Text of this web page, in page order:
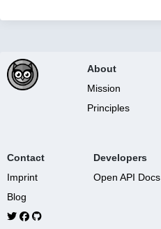
About
Mission
Principles
Contact
Imprint
Blog
Developers
Open API Docs